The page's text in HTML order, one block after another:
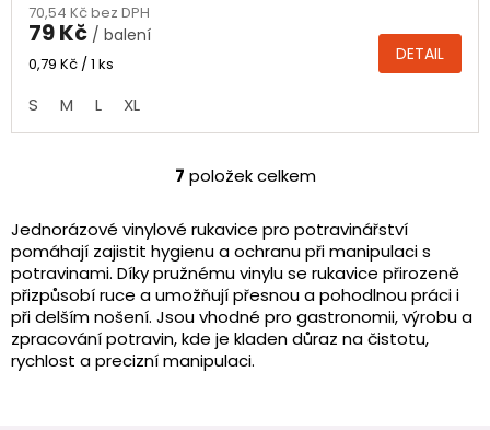
produktu
je
5,0
5
hvězdiček.
70,54 Kč bez DPH
79 Kč / balení
Měrná
0,79 Kč / 1 ks DETAIL
S M L XL
O
l
á
d
a
c
í
p
r
7 položek celkem
Jednorázové vinylové rukavice pro potravinářství
pomáhají zajistit hygienu a ochranu při manipulaci s
potravinami. Díky pružnému vinylu se rukavice přirozeně
přizpůsobí ruce a umožňují přesnou a pohodlnou práci i
při delším nošení. Jsou vhodné pro gastronomii, výrobu a
zpracování potravin, kde je kladen důraz na čistotu,
rychlost a precizní manipulaci.